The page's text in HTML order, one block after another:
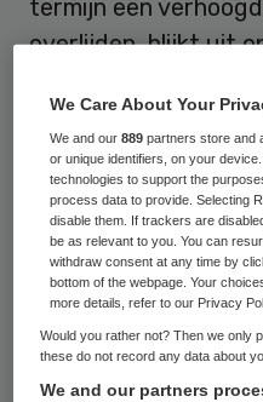
termijn een
overlijden, blijkt uit
JAMA Internal
wijst erop dat het
levenslang
hartinfarct of
voorkomen”, aldus
LUMC.
Om de
hartinfarct of
We Care About Your
We and our889 partners store and
or unique identifiers, on your
technologies to support the
process data to provide. Selecting
disable them. If trackers are
be as relevant to you. You can
withdraw consent at any time by
bottom of the webpage. Your
more details, refer to our Privacy
Would you rather not? Then we only
these do not record any data about
We and our partners